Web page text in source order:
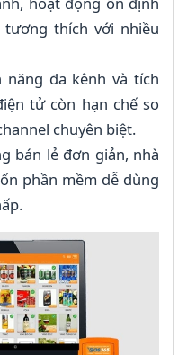
thích với nhiều
năng đa kênh và tích
tử còn hạn chế so
chuyên biệt.
bán lẻ đơn giản, nhà
phần mềm dễ dùng